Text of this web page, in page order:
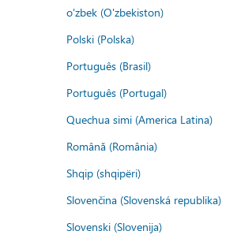
o'zbek (O'zbekiston)
Polski (Polska)
Português (Brasil)
Português (Portugal)
Quechua simi (America Latina)
Română (România)
Shqip (shqipëri)
Slovenčina (Slovenská republika)
Slovenski (Slovenija)